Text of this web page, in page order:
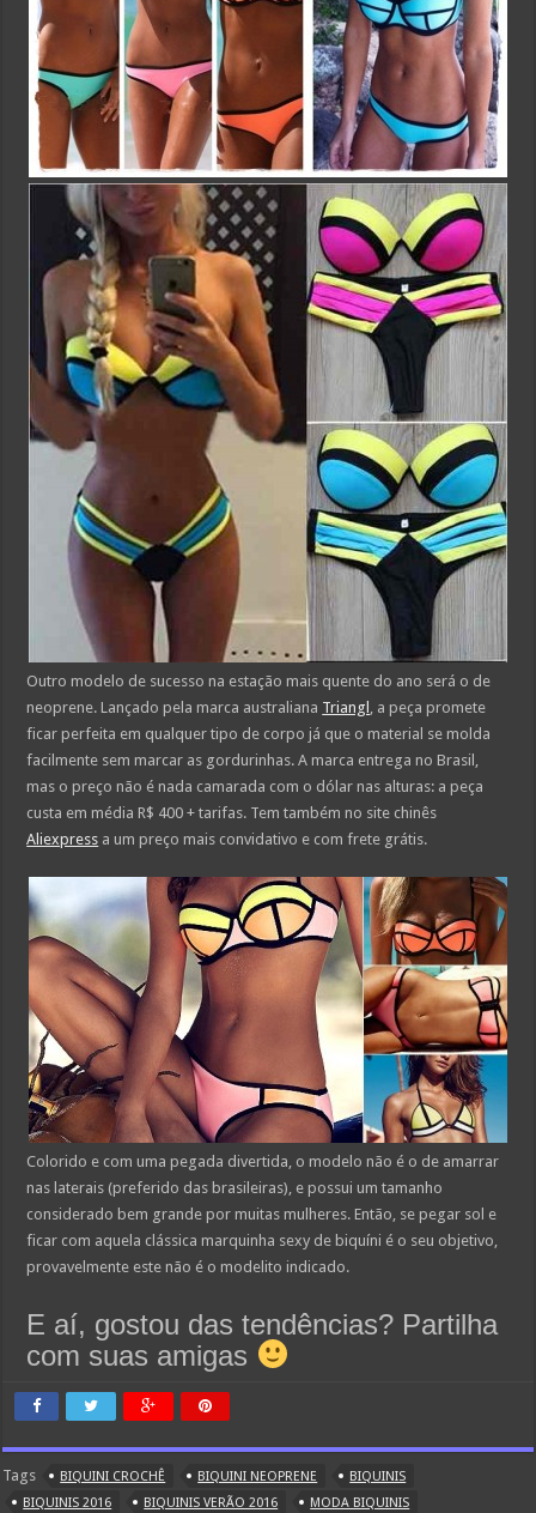
Outro modelo de sucesso na estação mais quente do ano será o de
neoprene. Lançado pela marca australiana Triangl
, a peça promete
ficar perfeita em qualquer tipo de corpo já que o material se molda
facilmente sem marcar as gordurinhas. A marca entrega no Brasil,
mas o preço não é nada camarada com o dólar nas alturas: a peça
custa em média R$ 400 + tarifas. Tem também no site chinês
Aliexpress a um preço mais convidativo e com frete grátis.
Colorido e com uma pegada divertida, o modelo não é o de amarrar
nas laterais (preferido das brasileiras), e possui um tamanho
considerado bem grande por muitas mulheres. Então, se pegar sol e
ficar com aquela clássica marquinha sexy de biquíni é o seu objetivo,
provavelmente este não é o modelito indicado.
E aí, gostou das tendências? Partilha
com suas amigas
Tags BIQUINI CROCHÊ BIQUINI NEOPRENE
BIQUINIS
BIQUINIS 2016
BIQUINIS VERÃO 2016
MODA BIQUINIS